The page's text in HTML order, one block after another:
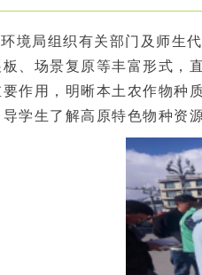
境局组织有关部门及 师生
、场景复原等丰富形式，
作用，明晰本土农作物种
学生了解高原特色物种资